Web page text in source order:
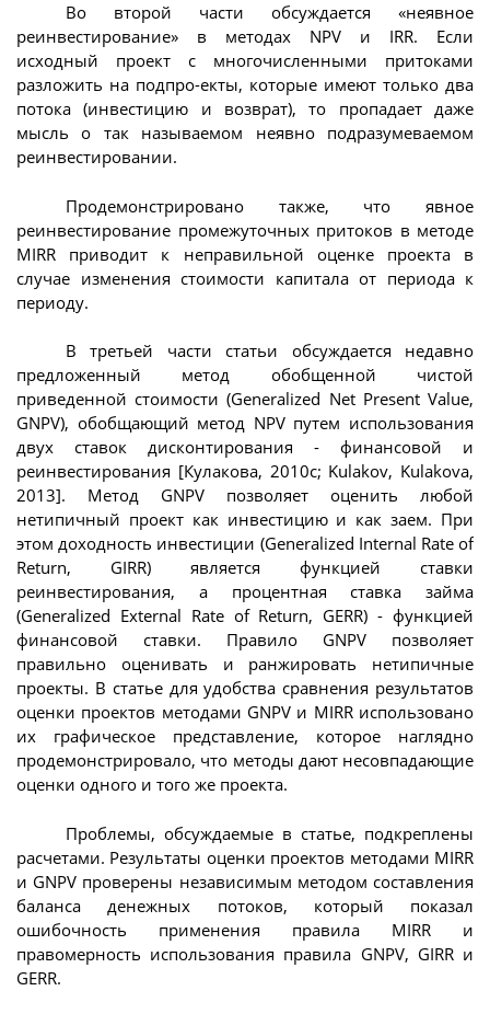
Во второй части обсуждается «неявное
реинвестирование» в методах NPV и IRR. Если
исходный проект с многочисленными притоками
разложить на подпро-екты, которые имеют только два
потока (инвестицию и возврат), то пропадает даже
мысль о так называемом неявно подразумеваемом
реинвестировании.
Продемонстрировано также, что явное
реинвестирование промежуточных притоков в методе
MIRR приводит к неправильной оценке проекта в
случае изменения стоимости капитала от периода к
периоду.
В третьей части статьи обсуждается недавно
предложенный метод обобщенной чистой
приведенной стоимости (Generalized Net Present Value,
GNPV), обобщающий метод NPV путем использования
двух ставок дисконтирования - финансовой и
реинвестирования [Кулакова, 2010c; Kulakov, Kulakova,
2013]. Метод GNPV позволяет оценить любой
нетипичный проект как инвестицию и как заем. При
этом доходность инвестиции (Generalized Internal Rate of
Return, GIRR) является функцией ставки
реинвестирования, а процентная ставка займа
(Generalized External Rate of Return, GERR) - функцией
финансовой ставки. Правило GNPV позволяет
правильно оценивать и ранжировать нетипичные
проекты. В статье для удобства сравнения результатов
оценки проектов методами GNPV и MIRR использовано
их графическое представление, которое наглядно
продемонстрировало, что методы дают несовпадающие
оценки одного и того же проекта.
Проблемы, обсуждаемые в статье, подкреплены
расчетами. Результаты оценки проектов методами MIRR
и GNPV проверены независимым методом составления
баланса денежных потоков, который показал
ошибочность применения правила MIRR и
правомерность использования правила GNPV, GIRR и
GERR.